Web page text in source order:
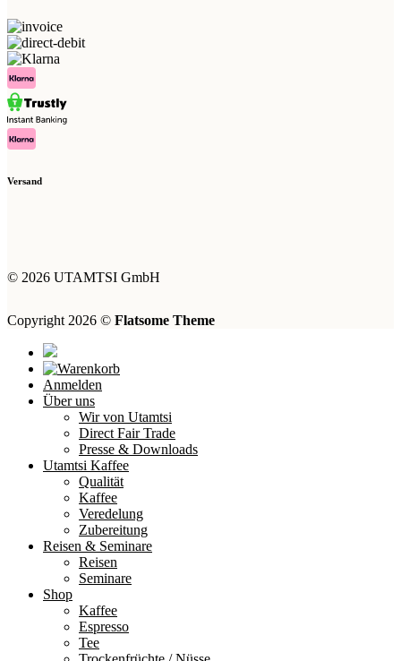
Versand
© 2026 UTAMTSI GmbH
Copyright 2026 © Flatsome Theme
Anmelden
Über uns
Wir von Utamtsi
Direct Fair Trade
Presse & Downloads
Utamtsi Kaffee
Qualität
Kaffee
Veredelung
Zubereitung
Reisen & Seminare
Reisen
Seminare
Shop
Kaffee
Espresso
Tee